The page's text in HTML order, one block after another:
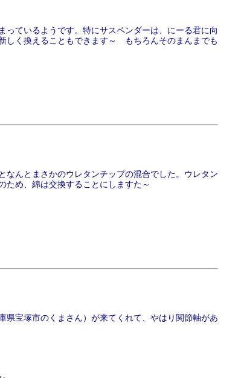
ているようです。特にサスペンダーは、にーる君に向
しく換えることもできます～ もちろんそのまんまでも
んとまさかのウレタンチップの混合でした。ウレタン
ため、綿は交換することにしますた～
県宝塚市のくまさん）が来てくれて、やはり関節軸があ